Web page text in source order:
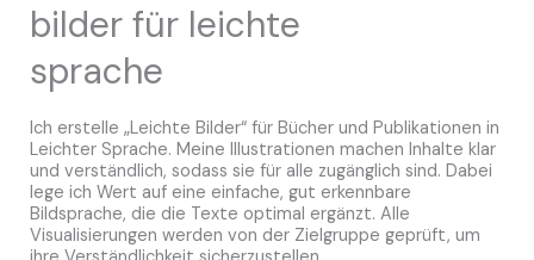
bilder für leichte
sprache
Ich erstelle „Leichte Bilder“ für Bücher und Publikationen in
Leichter Sprache. Meine Illustrationen machen Inhalte klar
und verständlich, sodass sie für alle zugänglich sind. Dabei
lege ich Wert auf eine einfache, gut erkennbare
Bildsprache, die die Texte optimal ergänzt. Alle
Visualisierungen werden von der Zielgruppe geprüft, um